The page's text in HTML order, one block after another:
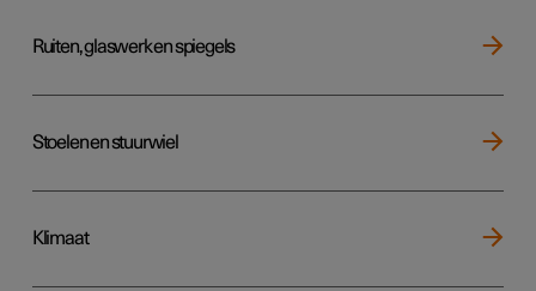
Ruiten, glaswerk en spiegels
Stoelen en stuurwiel
Klimaat